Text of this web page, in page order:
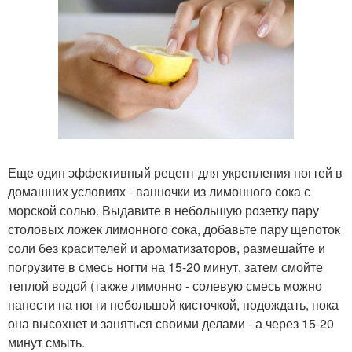
Еще один эффективный рецепт для укрепления ногтей в
домашних условиях - ванночки из лимонного сока с
морской солью. Выдавите в небольшую розетку пару
столовых ложек лимонного сока, добавьте пару щепоток
соли без красителей и ароматизаторов, размешайте и
погрузите в смесь ногти на 15-20 минут, затем смойте
теплой водой (также лимонно - солевую смесь можно
нанести на ногти небольшой кисточкой, подождать, пока
она высохнет и заняться своими делами - а через 15-20
минут смыть.